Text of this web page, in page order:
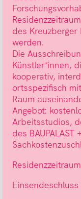
des
werden.
Die
Künstler*innen,
kooperativ,
ortsspezifisch
Raum
Angebot:
Arbeitsstudios,
des